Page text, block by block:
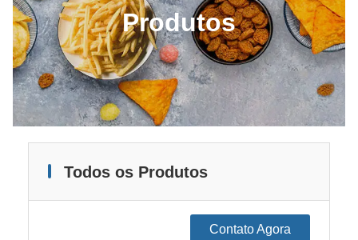
Produtos
Todos os Produtos
Contato Agora